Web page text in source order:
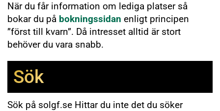
När du får information om lediga platser så
bokar du på bokningssidan enligt principen
”först till kvarn”. Då intresset alltid är stort
behöver du vara snabb.
Sök
Sök på solgf.se Hittar du inte det du söker